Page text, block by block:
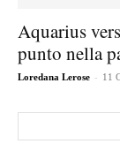
Aquarius
punto nella
Loredana Lerose - 11